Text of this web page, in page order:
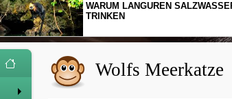
NEUES VON WEIBLICHEN
SCHOPFGIBBONS UND IHRER
Wolfs Meerkatze